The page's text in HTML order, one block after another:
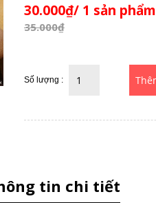
30.000₫/ 1 sản phẩm
35.000₫
Số lượng :
tin chi tiết